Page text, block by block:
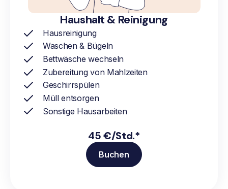
Haushalt & Reinigung
Hausreinigung
Waschen & Bügeln
Bettwäsche wechseln
Zubereitung von Mahlzeiten
Geschirrspülen
Müll entsorgen
Sonstige Hausarbeiten
45€/Std.*
Buchen